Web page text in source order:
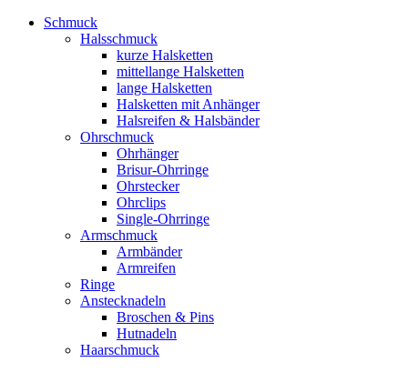
Schmuck
Halsschmuck
kurze Halsketten
mittellange Halsketten
lange Halsketten
Halsketten mit Anhänger
Halsreifen & Halsbänder
Ohrschmuck
Ohrhänger
Brisur-Ohrringe
Ohrstecker
Ohrclips
Single-Ohrringe
Armschmuck
Armbänder
Armreifen
Ringe
Anstecknadeln
Broschen & Pins
Hutnadeln
Haarschmuck